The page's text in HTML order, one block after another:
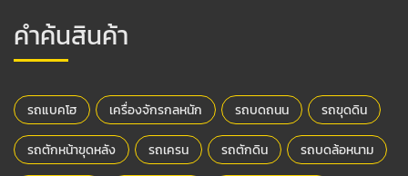
คำค้นสินค้า
รถแบคโฮ เครื่องจักรกลหนัก รถบดถนน รถขุดดิน
รถตักหน้าขุดหลัง รถเครน รถตักดิน รถบดล้อหนาม